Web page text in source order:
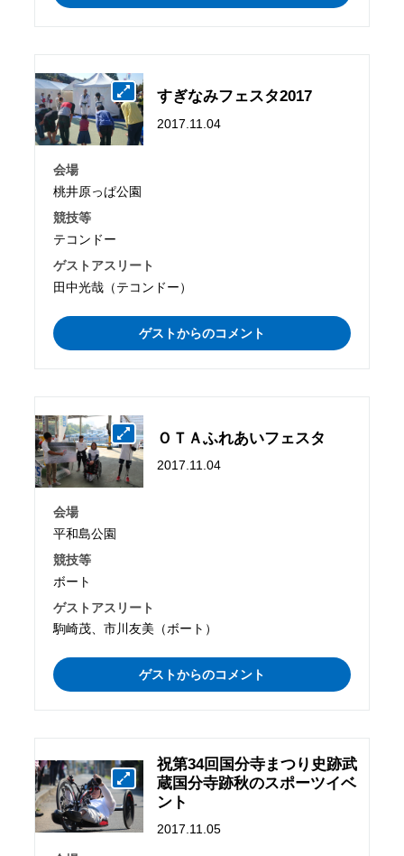
すぎなみフェスタ2017
2017.11.04
会場
桃井原っぱ公園
競技等
テコンドー
ゲストアスリート
田中光哉（テコンドー）
ゲストからのコメント
ＯＴＡふれあいフェスタ
2017.11.04
会場
平和島公園
競技等
ボート
ゲストアスリート
駒崎茂、市川友美（ボート）
ゲストからのコメント
祝第34回国分寺まつり史跡武
蔵国分寺跡秋のスポーツイベ
ント
2017.11.05